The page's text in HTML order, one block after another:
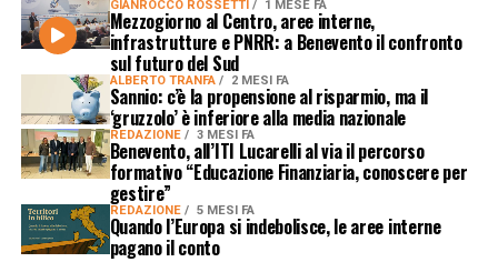
GIANROCCO ROSSETTI 1 MESE FA
Mezzogiorno al Centro, aree interne,
infrastrutture e PNRR: a Benevento il confronto
sul futuro del Sud
ALBERTO TRANFA 2 MESI FA
Sannio: c’è la propensione al risparmio, ma il
‘gruzzolo’ è inferiore alla media nazionale
REDAZIONE 3 MESI FA
Benevento, all’ITI Lucarelli al via il percorso
formativo “Educazione Finanziaria, conoscere per
gestire”
REDAZIONE 5 MESI FA
Quando l’Europa si indebolisce, le aree interne
pagano il conto